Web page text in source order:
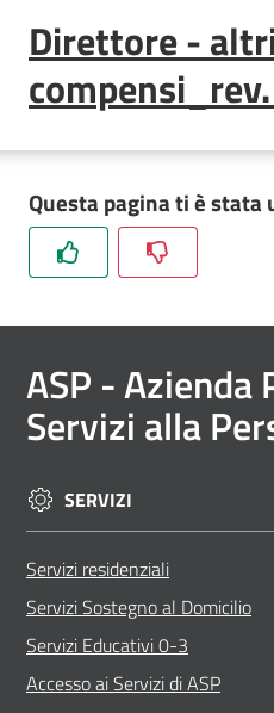
Direttore -
Questa pagina ti è stata
ASP - Azienda
Servizi alla
SERVIZI
Servizi residenziali
Servizi Sostegno al Domicilio
Servizi Educativi 0-3
Accesso ai Servizi di ASP